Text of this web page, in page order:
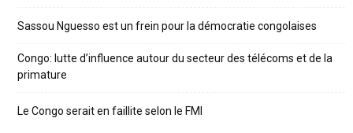
Sassou Nguesso est un frein pour la démocratie congolaises
Congo: lutte d’influence autour du secteur des télécoms et de la
primature
Le Congo serait en faillite selon le FMI